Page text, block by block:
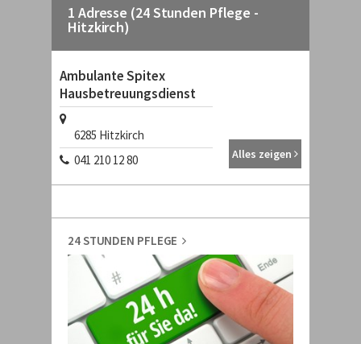
1 Adresse (24 Stunden Pflege -
Hitzkirch)
Ambulante Spitex
Hausbetreuungsdienst
6285 Hitzkirch
041 210 12 80
Alles zeigen
24 STUNDEN PFLEGE